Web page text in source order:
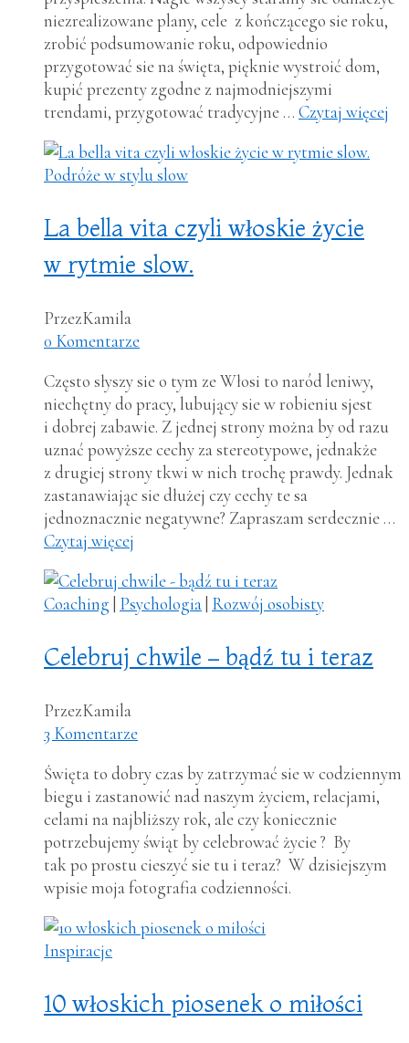
niezrealizowane plany, cele z kończącego sie roku,
zrobić podsumowanie roku, odpowiednio
przygotować sie na święta, pięknie wystroić dom,
kupić prezenty zgodne z najmodniejszymi
trendami, przygotować tradycyjne … Czytaj więcej
Podróże w stylu slow
La bella vita czyli włoskie życie
w rytmie slow.
PrzezKamila
0 Komentarze
Często słyszy sie o tym ze Włosi to naród leniwy,
niechętny do pracy, lubujący sie w robieniu sjest
i dobrej zabawie. Z jednej strony można by od razu
uznać powyższe cechy za stereotypowe, jednakże
z drugiej strony tkwi w nich trochę prawdy. Jednak
zastanawiając sie dłużej czy cechy te sa
jednoznacznie negatywne? Zapraszam serdecznie …
Czytaj więcej
Coaching Psychologia Rozwój osobisty
Celebruj chwile – bądź tu i teraz
PrzezKamila
3 Komentarze
Święta to dobry czas by zatrzymać sie w codziennym
biegu i zastanowić nad naszym życiem, relacjami,
celami na najbliższy rok, ale czy koniecznie
potrzebujemy świąt by celebrować życie ? By
tak po prostu cieszyć sie tu i teraz? W dzisiejszym
wpisie moja fotografia codzienności.
Inspiracje
10 włoskich piosenek o miłości